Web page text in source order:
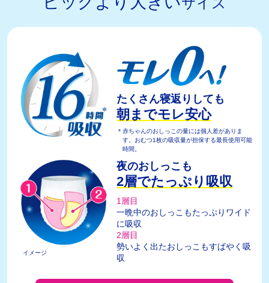
たくさん寝返りしても
朝までモレ安心
＊赤ちゃんのおしっこの量には個人差がありま
す。おむつ1枚の吸収量が担保する最長使用可能
時間。
イメージ
夜のおしっこも
2層でたっぷり吸収
1層目
一晩中のおしっこもたっぷりワイド
に吸収
2層目
勢いよく出たおしっこもすばやく吸
収